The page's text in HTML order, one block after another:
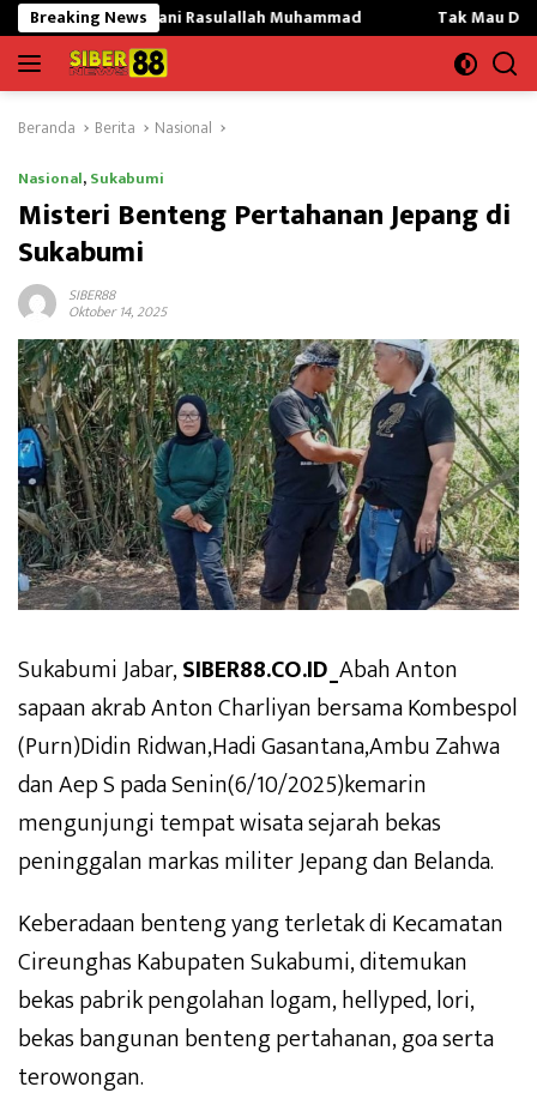
Langsung
ke
konten
Breaking News
Rasulallah Muhammad Tak Mau Dikritik,Kepsek
Beranda Berita Nasional
Nasional,Sukabumi
Misteri Benteng Pertahanan Jepang di
Sukabumi
SIBER88
Oktober 14, 2025
Sukabumi Jabar,SIBER88.CO.ID_Abah Anton
sapaan akrab Anton Charliyan bersama Kombespol
(Purn)Didin Ridwan,Hadi Gasantana,Ambu Zahwa
dan Aep S pada Senin(6/10/2025)kemarin
mengunjungi tempat wisata sejarah bekas
peninggalan markas militer Jepang dan Belanda.
Keberadaan benteng yang terletak di Kecamatan
Cireunghas Kabupaten Sukabumi, ditemukan
bekas pabrik pengolahan logam, hellyped, lori,
bekas bangunan benteng pertahanan, goa serta
terowongan.